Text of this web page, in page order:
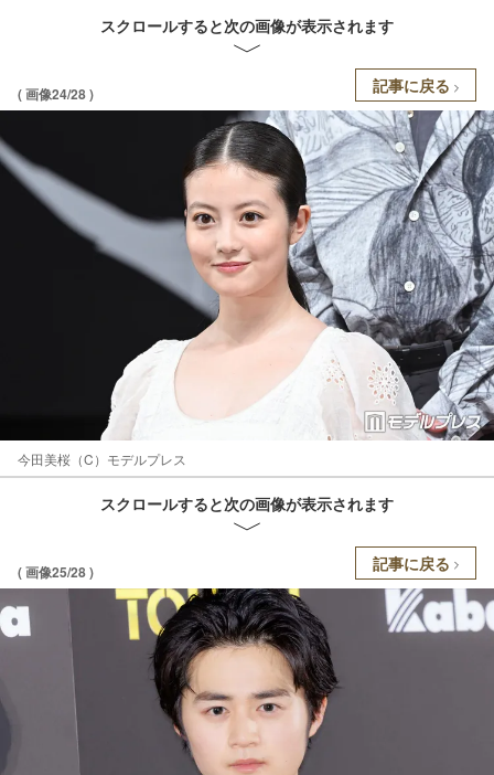
スクロールすると次の画像が表示されます
( 画像24/28 ) 記事に戻る
今田美桜（C）モデルプレス
スクロールすると次の画像が表示されます
( 画像25/28 ) 記事に戻る